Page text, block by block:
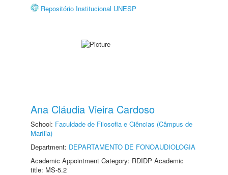
Repositório Institucional UNESP
Ana Cláudia Vieira Cardoso
School: Faculdade de Filosofia e Ciências (Câmpus de
Marília)
Department: DEPARTAMENTO DE FONOAUDIOLOGIA
Academic Appointment Category: RDIDP Academic
title: MS-5.2